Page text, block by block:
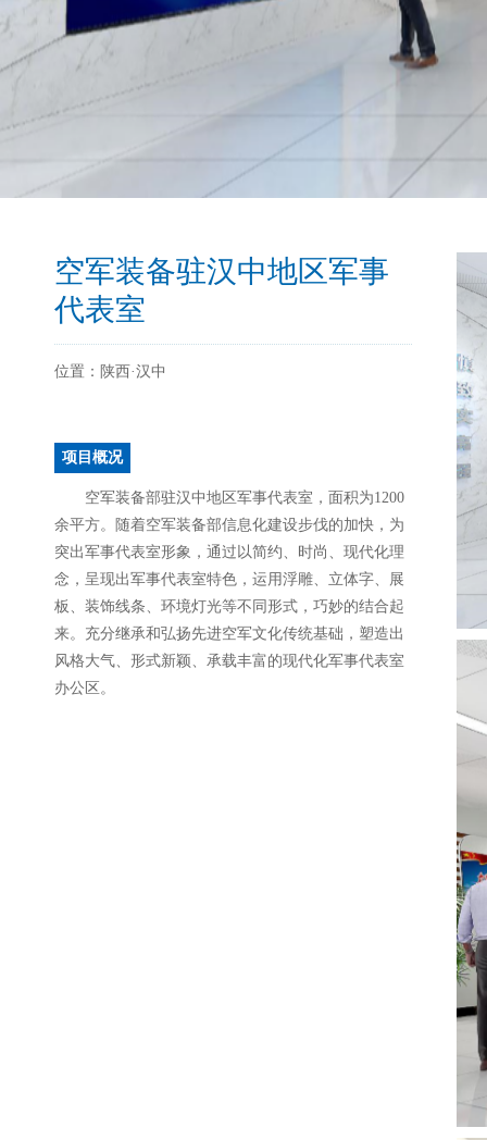
空军装备驻汉中地区军事
代表室
位置：陕西·汉中
项目概况
空军装备部驻汉中地区军事代表室，面积为1200
余平方。随着空军装备部信息化建设步伐的加快，为
突出军事代表室形象，通过以简约、时尚、现代化理
念，呈现出军事代表室特色，运用浮雕、立体字、展
板、装饰线条、环境灯光等不同形式，巧妙的结合起
来。充分继承和弘扬先进空军文化传统基础，塑造出
风格大气、形式新颖、承载丰富的现代化军事代表室
办公区。